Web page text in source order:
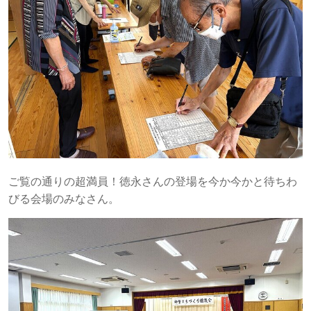
ご覧の通りの超満員！徳永さんの登場を今か今かと待ちわ
びる会場のみなさん。